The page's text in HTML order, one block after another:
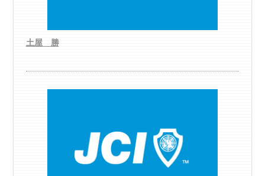
土屋 勝